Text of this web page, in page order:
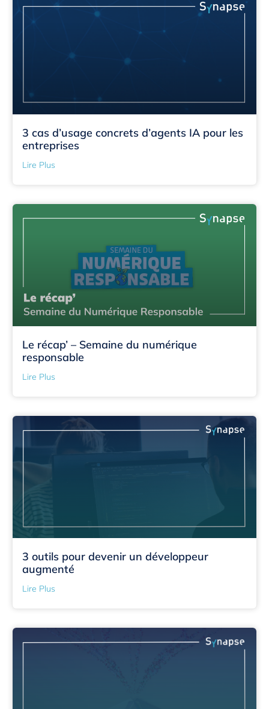
3 cas d’usage concrets d’agents IA pour les
entreprises
Lire Plus
Le récap’ – Semaine du numérique
responsable
Lire Plus
3 outils pour devenir un développeur
augmenté
Lire Plus